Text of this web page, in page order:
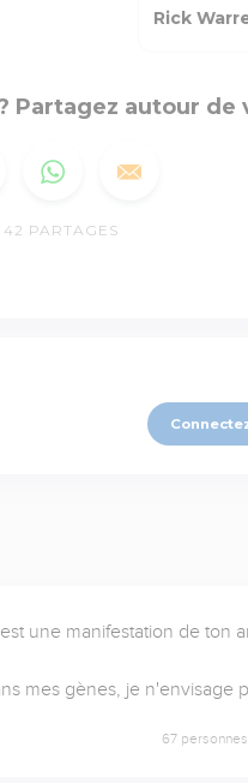
Rick
Partagez autour de
42 PARTAGES
une manifestation de ton
mes gènes, je n'envisage
67